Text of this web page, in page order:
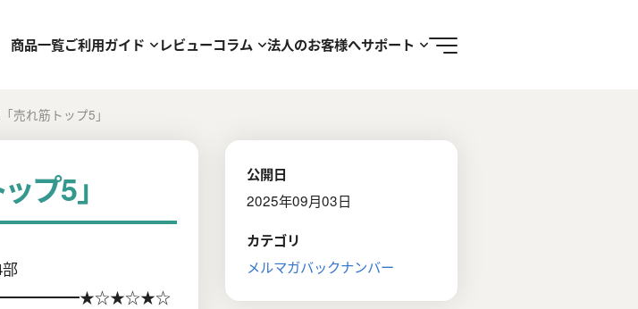
商品一覧ご利用ガイド レビューコラム 法人のお客様へサポート
売れ筋トップ5」
プ5」
公開日
2025年09月03日
カテゴリ
メルマガバックナンバー